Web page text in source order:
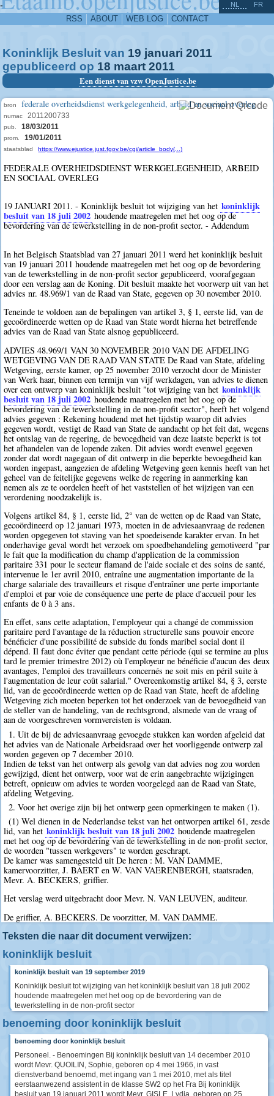
-
RSS ABOUT WEB LOG CONTACT
NL FR
Koninklijk Besluit van 19 januari 2011
gepubliceerd op 18 maart 2011
Een dienst van vzw OpenJustice.be
bron federale overheidsdienst werkgelegenheid, arbeid en sociaal overleg
numac 2011200733
pub. 18/03/2011
prom. 19/01/2011
staatsblad https://www.ejustice.just.fgov.be/cgi/article_body(...)
FEDERALE OVERHEIDSDIENST WERKGELEGENHEID, ARBEID
EN SOCIAAL OVERLEG
19 JANUARI 2011. - Koninklijk besluit tot wijziging van het koninklijk
besluit van 18 juli 2002 houdende maatregelen met het oog op de
bevordering van de tewerkstelling in de non-profit sector. - Addendum
In het Belgisch Staatsblad van 27 januari 2011 werd het koninklijk besluit
van 19 januari 2011 houdende maatregelen met het oog op de bevordering
van de tewerkstelling in de non-profit sector gepubliceerd, voorafgegaan
door een verslag aan de Koning. Dit besluit maakte het voorwerp uit van het
advies nr. 48.969/1 van de Raad van State, gegeven op 30 november 2010.
Teneinde te voldoen aan de bepalingen van artikel 3, § 1, eerste lid, van de
gecoördineerde wetten op de Raad van State wordt hierna het betreffende
advies van de Raad van State alsnog gepubliceerd.
ADVIES 48.969/1 VAN 30 NOVEMBER 2010 VAN DE AFDELING
WETGEVING VAN DE RAAD VAN STATE De Raad van State, afdeling
Wetgeving, eerste kamer, op 25 november 2010 verzocht door de Minister
van Werk haar, binnen een termijn van vijf werkdagen, van advies te dienen
over een ontwerp van koninklijk besluit "tot wijziging van het koninklijk
besluit van 18 juli 2002 houdende maatregelen met het oog op de
bevordering van de tewerkstelling in de non-profit sector", heeft het volgend
advies gegeven : Rekening houdend met het tijdstip waarop dit advies
gegeven wordt, vestigt de Raad van State de aandacht op het feit dat, wegens
het ontslag van de regering, de bevoegdheid van deze laatste beperkt is tot
het afhandelen van de lopende zaken. Dit advies wordt evenwel gegeven
zonder dat wordt nagegaan of dit ontwerp in die beperkte bevoegdheid kan
worden ingepast, aangezien de afdeling Wetgeving geen kennis heeft van het
geheel van de feitelijke gegevens welke de regering in aanmerking kan
nemen als ze te oordelen heeft of het vaststellen of het wijzigen van een
verordening noodzakelijk is.
Volgens artikel 84, § 1, eerste lid, 2° van de wetten op de Raad van State,
gecoördineerd op 12 januari 1973, moeten in de adviesaanvraag de redenen
worden opgegeven tot staving van het spoedeisende karakter ervan. In het
onderhavige geval wordt het verzoek om spoedbehandeling gemotiveerd "par
le fait que la modification du champ d'application de la commission
paritaire 331 pour le secteur flamand de l'aide sociale et des soins de santé,
intervenue le 1er avril 2010, entraîne une augmentation importante de la
charge salariale des travailleurs et risque d'entraîner une perte importante
d'emploi et par voie de conséquence une perte de place d'accueil pour les
enfants de 0 à 3 ans.
En effet, sans cette adaptation, l'employeur qui a changé de commission
paritaire perd l'avantage de la réduction structurelle sans pouvoir encore
bénéficier d'une possibilité de subside du fonds maribel social dont il
dépend. Il faut donc éviter que pendant cette période (qui se termine au plus
tard le premier trimestre 2012) où l'employeur ne bénéficie d'aucun des deux
avantages, l'emploi des travailleurs concernés ne soit mis en péril suite à
l'augmentation de leur coût salarial." Overeenkomstig artikel 84, § 3, eerste
lid, van de gecoördineerde wetten op de Raad van State, heeft de afdeling
Wetgeving zich moeten beperken tot het onderzoek van de bevoegdheid van
de steller van de handeling, van de rechtsgrond, alsmede van de vraag of
aan de voorgeschreven vormvereisten is voldaan.
1. Uit de bij de adviesaanvraag gevoegde stukken kan worden afgeleid dat
het advies van de Nationale Arbeidsraad over het voorliggende ontwerp zal
worden gegeven op 7 december 2010.
Indien de tekst van het ontwerp als gevolg van dat advies nog zou worden
gewijzigd, dient het ontwerp, voor wat de erin aangebrachte wijzigingen
betreft, opnieuw om advies te worden voorgelegd aan de Raad van State,
afdeling Wetgeving.
2. Voor het overige zijn bij het ontwerp geen opmerkingen te maken (1).
(1) Wel dienen in de Nederlandse tekst van het ontworpen artikel 61, zesde
lid, van het koninklijk besluit van 18 juli 2002 houdende maatregelen
met het oog op de bevordering van de tewerkstelling in de non-profit sector,
de woorden "tussen werkgevers" te worden geschrapt.
De kamer was samengesteld uit De heren : M. VAN DAMME,
kamervoorzitter, J. BAERT en W. VAN VAERENBERGH, staatsraden,
Mevr. A. BECKERS, griffier.
Het verslag werd uitgebracht door Mevr. N. VAN LEUVEN, auditeur.
De griffier, A. BECKERS. De voorzitter, M. VAN DAMME.
Teksten die naar dit document verwijzen:
koninklijk besluit
koninklijk besluit van 19 september 2019
Koninklijk besluit tot wijziging van het koninklijk besluit van 18 juli 2002
houdende maatregelen met het oog op de bevordering van de
tewerkstelling in de non-profit sector
benoeming door koninklijk besluit
benoeming door koninklijk besluit
Personeel. - Benoemingen Bij koninklijk besluit van 14 december 2010
wordt Mevr. QUOILIN, Sophie, geboren op 4 mei 1966, in vast
dienstverband benoemd, met ingang van 1 mei 2010, met als titel
eerstaanwezend assistent in de klasse SW2 op het Fra Bij koninklijk
besluit van 19 januari 2011 wordt Mevr. GISLE, Lydia, geboren op 25
^